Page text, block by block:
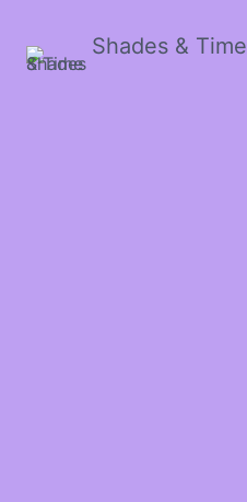
Shades & Time